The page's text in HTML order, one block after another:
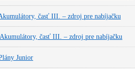
časť III. – zdroj pre nabíjačku
Akumulátory, časť III. – zdroj pre nabíjačku
Junior